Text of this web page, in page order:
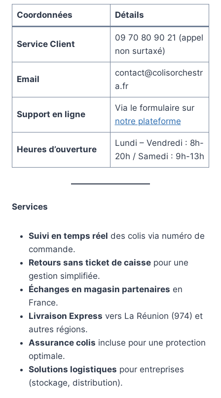
Coordonnées Détails
Service Client
09 70 80 90 21 (appel
non surtaxé)
Email
contact@colisorchestr
a.fr
Support en ligne
Via le formulaire sur
notre plateforme
Heures d’ouverture
Lundi – Vendredi : 8h-
20h / Samedi : 9h-13h
Services
Suivi en temps réel des colis via numéro de
commande.
Retours sans ticket de caisse pour une
gestion simplifiée.
Échanges en magasin partenaires en
France.
Livraison Express vers La Réunion (974) et
autres régions.
Assurance colis incluse pour une protection
optimale.
Solutions logistiques pour entreprises
(stockage, distribution).